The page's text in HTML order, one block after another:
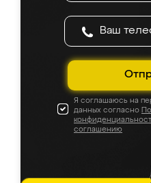
Я соглашаюсь на
данных согласно
соглашению